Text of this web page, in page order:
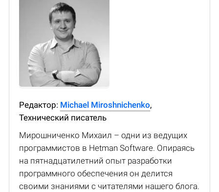
Редактор: Michael Miroshnichenko,
Технический писатель
Мирошниченко Михаил – одни из ведущих
программистов в Hetman Software. Опираясь
на пятнадцатилетний опыт разработки
программного обеспечения он делится
своими знаниями с читателями нашего блога.